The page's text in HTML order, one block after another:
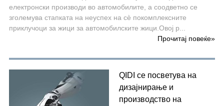
електронски производи во автомобилите, а соодветно се
зголемува стапката на неуспех на сè покомплексните
приклучоци за жици за автомобилските жици.Овој р...
Прочитај повеќе»
QIDI се посветува на
дизајнирање и
производство на